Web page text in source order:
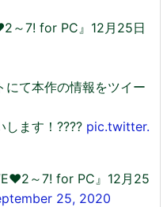
～7! for PC』12月25日
にて本作の情報をツイー
します！???? pic.twitter.
～7! for PC』12月25
25, 2020